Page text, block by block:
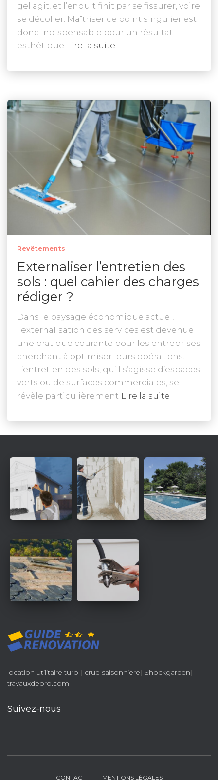
gel agit, et l’enduit finit par se fissurer, voire
se décoller. Maîtriser ce point singulier est
donc indispensable pour un résultat
esthétique Lire la suite
Revêtements
Externaliser l’entretien des
sols : quel cahier des charges
rédiger ?
Dans le paysage économique actuel,
l’externalisation des services est devenue
une pratique courante pour les entreprises
cherchant à optimiser leurs opérations.
L’entretien des sols, qu’il s’agisse d’espaces
verts ou de surfaces commerciales, se
révèle particulièrement Lire la suite
location utilitaire turo | crue saisonniere| Shockgarden|
travauxdepro.com
Suivez-nous
CONTACT MENTIONS LÉGALES